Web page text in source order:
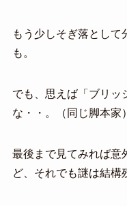
もう少しそぎ落とし
も。
でも、思えば「ブリッ
な・・。（同じ脚本家）
最後まで見てみれば意
ど、それでも謎は結構